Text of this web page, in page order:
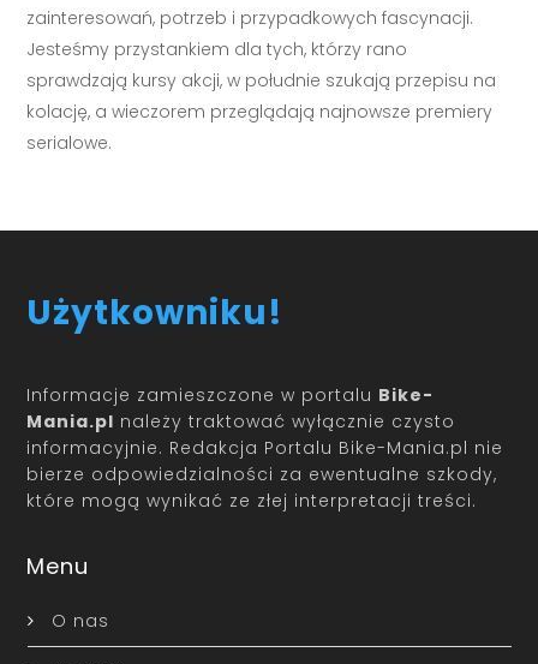
zainteresowań, potrzeb i przypadkowych fascynacji.
Jesteśmy przystankiem dla tych, którzy rano
sprawdzają kursy akcji, w południe szukają przepisu na
kolację, a wieczorem przeglądają najnowsze premiery
serialowe.
Użytkowniku!
Informacje zamieszczone w portalu Bike-
Mania.pl należy traktować wyłącznie czysto
informacyjnie. Redakcja Portalu Bike-Mania.pl nie
bierze odpowiedzialności za ewentualne szkody,
które mogą wynikać ze złej interpretacji treści.
Menu
O nas